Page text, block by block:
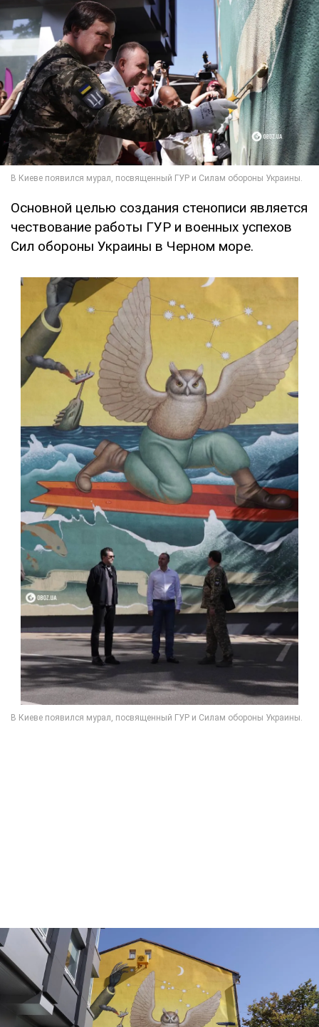
Основной целью создания стенописи является
чествование работы ГУР и военных успехов
Сил обороны Украины в Черном море.